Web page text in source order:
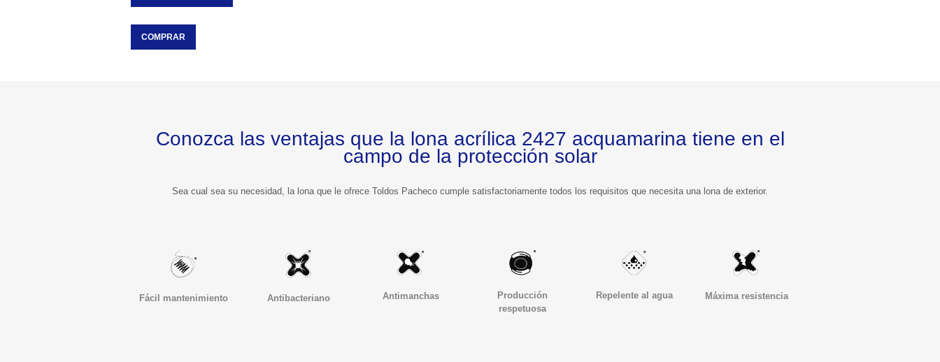
COMPRAR
Conozca las ventajas que la lona acrílica 2427 acquamarina tiene en el
campo de la protección solar
Sea cual sea su necesidad, la lona que le ofrece Toldos Pacheco cumple satisfactoriamente todos los requisitos que necesita una lona de exterior.
Fácil mantenimiento Antibacteriano Antimanchas
Producción
respetuosa
Repelente al agua Máxima resistencia